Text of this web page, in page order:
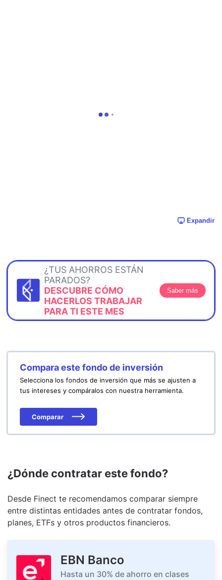
Expandir
¿TUS AHORROS ESTÁN
PARADOS?
DESCUBRE CÓMO
HACERLOS TRABAJAR
PARA TI ESTE MES
Saber más
Compara este fondo de inversión
Selecciona los fondos de inversión que más se ajusten a
tus intereses y compáralos con nuestra herramienta.
Comparar
¿Dónde contratar este fondo?
Desde Finect te recomendamos comparar siempre
entre distintas entidades antes de contratar fondos,
planes, ETFs y otros productos financieros.
EBN Banco
Hasta un 30% de ahorro en clases